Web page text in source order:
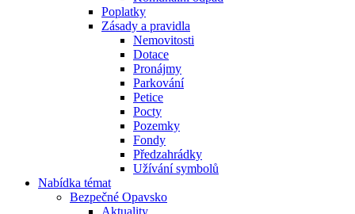
Poplatky
Zásady a pravidla
Nemovitosti
Dotace
Pronájmy
Parkování
Petice
Pocty
Pozemky
Fondy
Předzahrádky
Užívání symbolů
Nabídka témat
Bezpečné Opavsko